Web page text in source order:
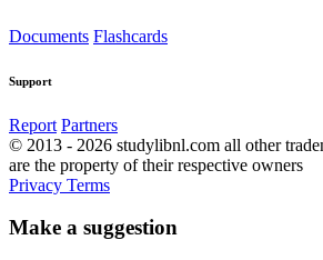
Documents Flashcards
Support
Report Partners
© 2013 - 2026 studylibnl.com all other
are the property of their respective owners
Privacy Terms
Make a suggestion